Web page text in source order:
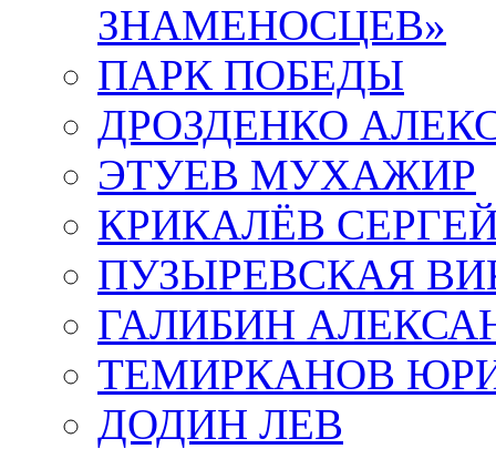
ЗНАМЕНОСЦЕВ»
ПАРК ПОБЕДЫ
ДРОЗДЕНКО
ЭТУЕВ МУХАЖИР
КРИКАЛЁВ
ПУЗЫРЕВСКАЯ
ГАЛИБИН
ТЕМИРКАНОВ
ДОДИН ЛЕВ